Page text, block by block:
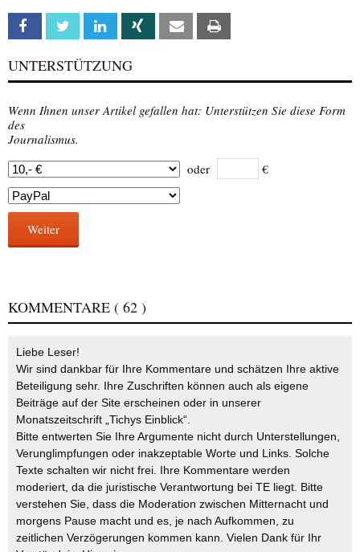
Facebook Twitter Linkedin Xing Email
UNTERSTÜTZUNG
Wenn Ihnen unser Artikel gefallen hat: Unterstützen Sie diese Form
des
Journalismus.
oder
€
Weiter
KOMMENTARE ( 62 )
Liebe Leser!
Wir sind dankbar für Ihre Kommentare und schätzen Ihre aktive
Beteiligung sehr. Ihre Zuschriften können auch als eigene
Beiträge auf der Site erscheinen oder in unserer
Monatszeitschrift „Tichys Einblick“.
Bitte entwerten Sie Ihre Argumente nicht durch Unterstellungen,
Verunglimpfungen oder inakzeptable Worte und Links. Solche
Texte schalten wir nicht frei. Ihre Kommentare werden
moderiert, da die juristische Verantwortung bei TE liegt. Bitte
verstehen Sie, dass die Moderation zwischen Mitternacht und
morgens Pause macht und es, je nach Aufkommen, zu
zeitlichen Verzögerungen kommen kann. Vielen Dank für Ihr